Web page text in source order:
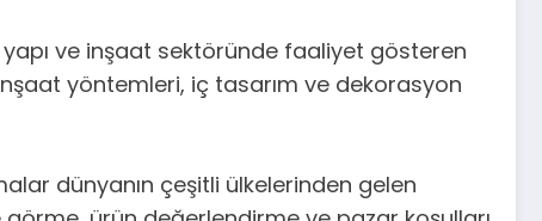
ve inşaat sektöründe faaliyet gösteren
yöntemleri, iç tasarım ve dekorasyon
dünyanın çeşitli ülkelerinden gelen